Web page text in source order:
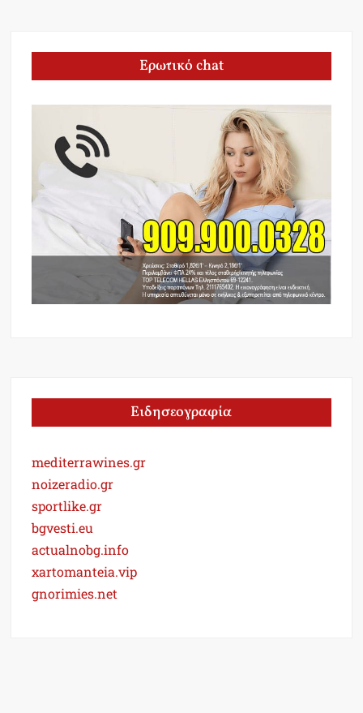
Ερωτικό chat
Ειδησεογραφία
mediterrawines.gr
noizeradio.gr
sportlike.gr
bgvesti.eu
actualnobg.info
xartomanteia.vip
gnorimies.net